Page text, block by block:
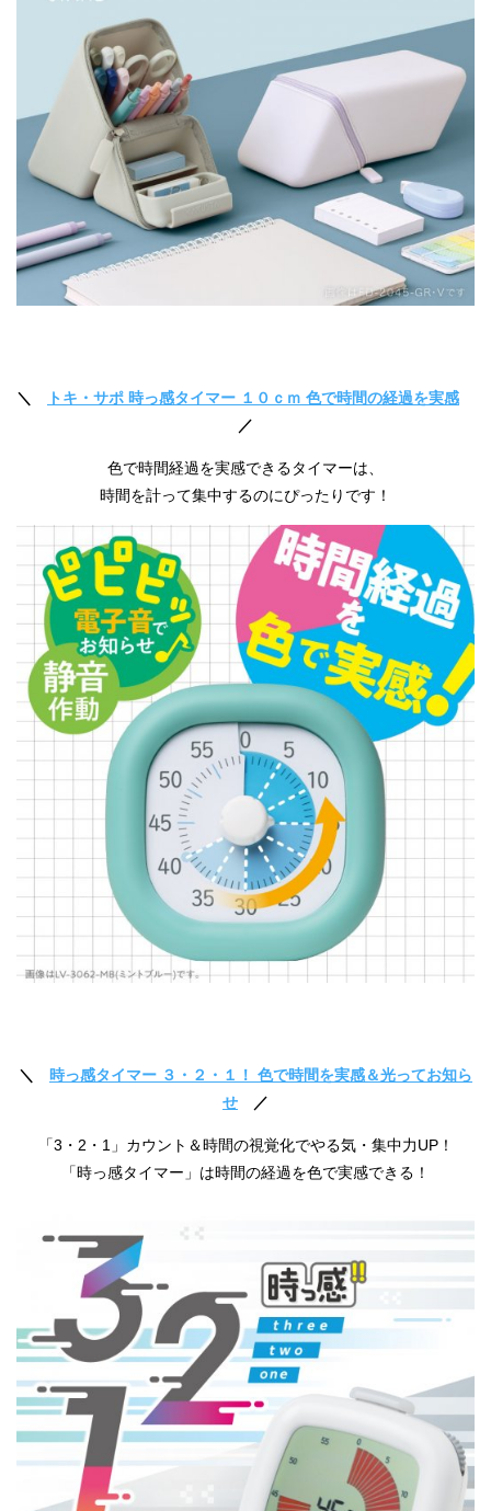
＼
トキ・サポ 時っ感タイマー １０ｃｍ 色で時間の経過を実感
／
色で時間経過を実感できるタイマーは、
時間を計って集中するのにぴったりです！
＼ 時っ感タイマー ３・２・１！ 色で時間を実感＆光ってお知ら
せ ／
「3・2・1」カウント＆時間の視覚化でやる気・集中力UP！
「時っ感タイマー」は時間の経過を色で実感できる！